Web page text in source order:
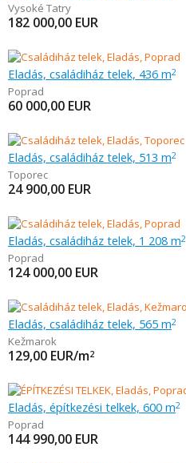
Vysoké Tatry
182 000,00 EUR
Eladás, családiház telek, 436 m2
Poprad
60 000,00 EUR
Eladás, családiház telek, 513 m2
Toporec
24 900,00 EUR
Eladás, családiház telek, 1 208 m2
Poprad
124 000,00 EUR
Eladás, családiház telek, 565 m2
Kežmarok
129,00 EUR/m2
Eladás, építkezési telkek, 600 m2
Poprad
144 990,00 EUR